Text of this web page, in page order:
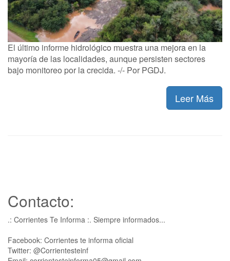
El último informe hidrológico muestra una mejora en la
mayoría de las localidades, aunque persisten sectores
bajo monitoreo por la crecida. -/- Por PGDJ.
Leer Más
Contacto:
.: Corrientes Te Informa :. Siempre informados...
Facebook: Corrientes te informa oficial
Twitter: @Corrientesteinf